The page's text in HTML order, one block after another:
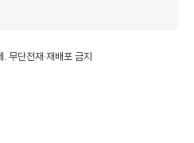
무단전재·재배포 금지